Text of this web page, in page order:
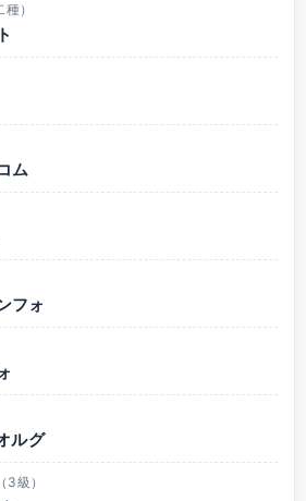
）
ム
フォ
ルグ
3級）